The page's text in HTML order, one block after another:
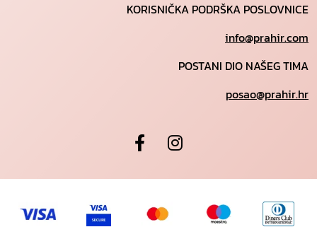
KORISNIČKA PODRŠKA POSLOVNICE
info@prahir.com
POSTANI DIO NAŠEG TIMA
posao@prahir.hr